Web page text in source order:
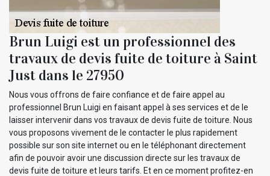
Brun Luigi est un professionnel des
travaux de devis fuite de toiture à Saint
Just dans le 27950
Nous vous offrons de faire confiance et de faire appel au
professionnel Brun Luigi en faisant appel à ses services et de le
laisser intervenir dans vos travaux de devis fuite de toiture. Nous
vous proposons vivement de le contacter le plus rapidement
possible sur son site internet ou en le téléphonant directement
afin de pouvoir avoir une discussion directe sur les travaux de
devis fuite de toiture et leurs tarifs. Et en ce moment profitez-en